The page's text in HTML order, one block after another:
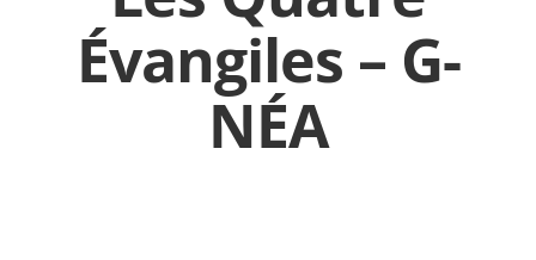
Évangiles – G-
NÉA